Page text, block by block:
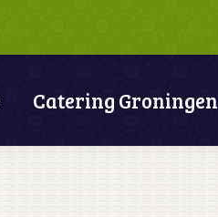
Catering Groningen